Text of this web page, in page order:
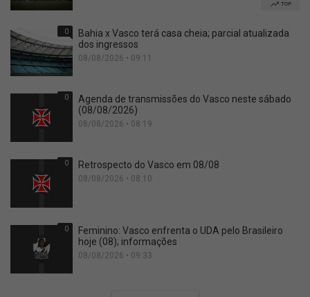
TOP
0
Bahia x Vasco terá casa cheia; parcial atualizada
dos ingressos
08/08/2026 • 09:11
0
Agenda de transmissões do Vasco neste sábado
(08/08/2026)
08/08/2026 • 08:19
0 Retrospecto do Vasco em 08/08
08/08/2026 • 08:10
0
Feminino: Vasco enfrenta o UDA pelo Brasileiro
hoje (08); informações
08/08/2026 • 09:33